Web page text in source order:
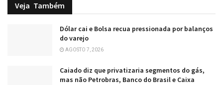
Veja Também
Dólar cai e Bolsa recua pressionada por balanços
do varejo
AGOSTO 7, 2026
Caiado diz que privatizaria segmentos do gás,
mas não Petrobras, Banco do Brasil e Caixa